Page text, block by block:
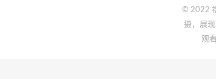
© 2022
摄，展
观